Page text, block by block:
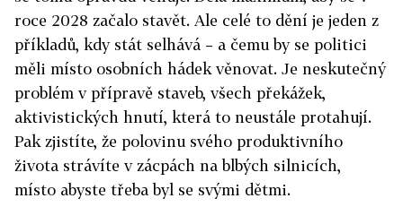
roce 2028 začalo stavět. Ale celé to dění je jeden z
příkladů, kdy stát selhává – a čemu by se politici
měli místo osobních hádek věnovat. Je neskutečný
problém v přípravě staveb, všech překážek,
aktivistických hnutí, která to neustále protahují.
Pak zjistíte, že polovinu svého produktivního
života strávíte v zácpách na blbých silnicích,
místo abyste třeba byl se svými dětmi.